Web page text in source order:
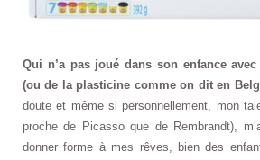
Qui n’a pas joué dans son enfance
(ou de la plasticine comme on dit en
doute et même si personnellement, mon
proche de Picasso que de Rembrandt),
donner forme à mes rêves, bien des